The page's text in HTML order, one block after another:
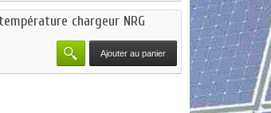
chargeur NRG
Ajouter au panier